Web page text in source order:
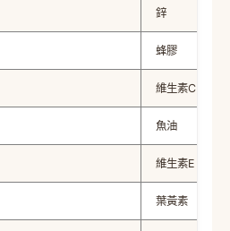
鋅
蜂膠
維生素C
魚油
維生素E
葉黃素